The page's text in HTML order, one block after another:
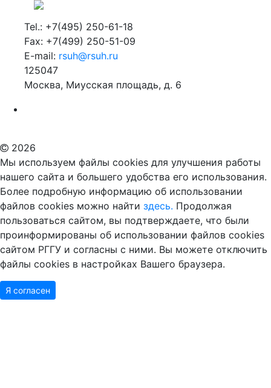
Tel.: +7(495) 250-61-18
Fax: +7(499) 250-51-09
E-mail: rsuh@rsuh.ru
125047
Москва, Миусская площадь, д. 6
2026
Мы используем файлы cookies для улучшения работы
нашего сайта и большего удобства его использования.
Более подробную информацию об использовании
файлов cookies можно найти здесь. Продолжая
пользоваться сайтом, вы подтверждаете, что были
проинформированы об использовании файлов cookies
сайтом РГГУ и согласны с ними. Вы можете отключить
файлы cookies в настройках Вашего браузера.
Я согласен